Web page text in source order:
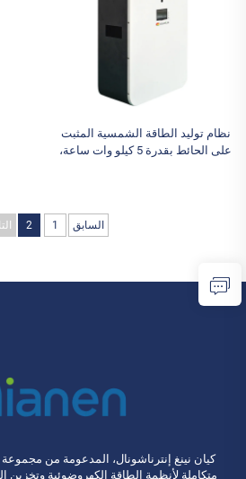
نظام توليد الطاقة الشمسية المثبت
على الحائط بقدرة 5 كيلو وات ساعة،
السابق 1
2
كيان نينغ إنترناشونال، المدعومة من مجموعة
متكاملة لأنظمة الطاقة الكهروضوئية وتخزين